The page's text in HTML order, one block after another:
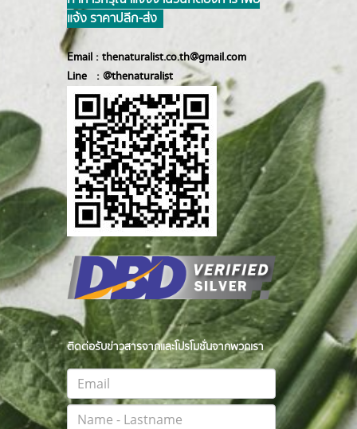
แจ้ง ราคาปลีก-ส่ง
Email : thenaturalist.co.th@gmail.com
Line : @thenaturalist
ติดต่อรับข่าวสารจากและโปรโมชั่นจากพวกเรา